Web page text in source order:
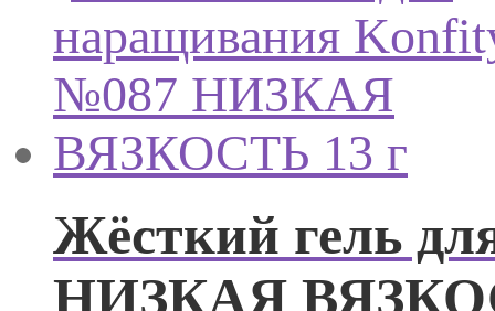
Жёсткий гель
НИЗКАЯ